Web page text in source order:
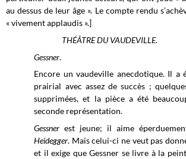
au dessus de leur âge ». Le compte rendu
« vivement applaudis ».]
THÉÂTRE DU VAUDEVILLE.
Gessner.
Encore un vaudeville anecdotique. Il a
prairial avec assez de succès ;
supprimées, et la pièce a été
seconde représentation.
Gessner est jeune; il aime
Heidegger. Mais celui-ci ne veut pas
et il exige que Gessner se livre à la